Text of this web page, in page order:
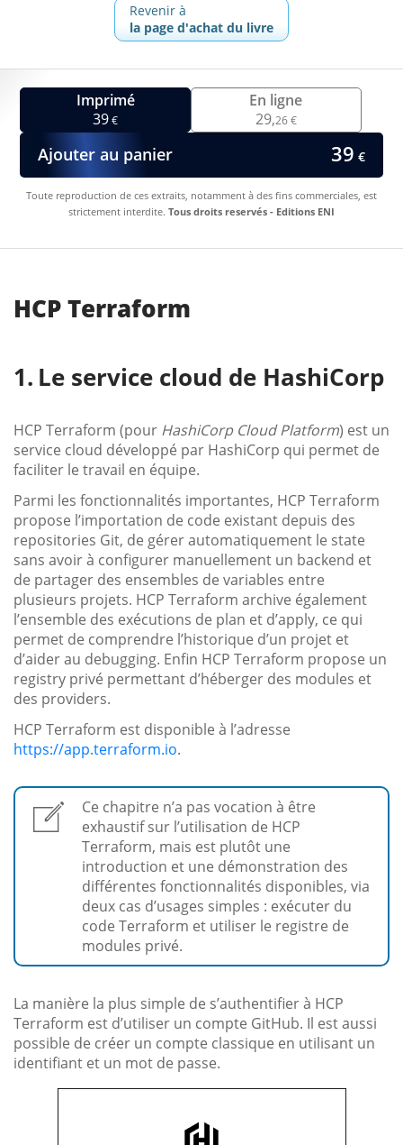
Revenir à
la page d'achat du livre
Imprimé
39€
En ligne
29,26 €
Ajouter au panier 39 €
Toute reproduction de ces extraits, notamment à des fins commerciales, est
strictement interdite. Tous droits reservés - Editions ENI
HCP Terraform
Le service cloud de HashiCorp
HCP Terraform (pour HashiCorp Cloud Platform) est un
service cloud développé par HashiCorp qui permet de
faciliter le travail en équipe.
Parmi les fonctionnalités importantes, HCP Terraform
propose l’importation de code existant depuis des
repositories Git, de gérer automatiquement le state
sans avoir à configurer manuellement un backend et
de partager des ensembles de variables entre
plusieurs projets. HCP Terraform archive également
l’ensemble des exécutions de plan et d’apply, ce qui
permet de comprendre l’historique d’un projet et
d’aider au debugging. Enfin HCP Terraform propose un
registry privé permettant d’héberger des modules et
des providers.
HCP Terraform est disponible à l’adresse
https://app.terraform.io.
Ce chapitre n’a pas vocation à être
exhaustif sur l’utilisation de HCP
Terraform, mais est plutôt une
introduction et une démonstration des
différentes fonctionnalités disponibles, via
deux cas d’usages simples : exécuter du
code Terraform et utiliser le registre de
modules privé.
La manière la plus simple de s’authentifier à HCP
Terraform est d’utiliser un compte GitHub. Il est aussi
possible de créer un compte classique en utilisant un
identifiant et un mot de passe.